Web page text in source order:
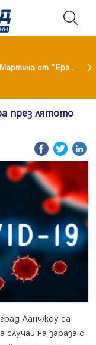
Ето го новият на Мартина от "Ергенът"
през лятото
Ланчжоу са
на зараза с